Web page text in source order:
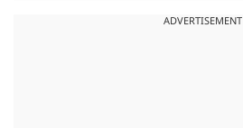
ADVERTISEMENT